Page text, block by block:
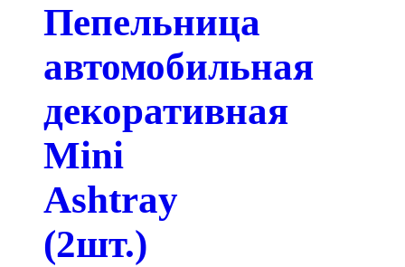
Пепельница
автомобильная
декоративная
Mini
Ashtray
(2шт.)